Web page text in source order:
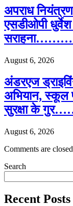
अपराध
एसडीओपी धुर्वेश
August 6, 2026
अंडरएज
अभियान, स्कूल
सुरक्षा के
August 6, 2026
Comments are
Search
Recent Posts